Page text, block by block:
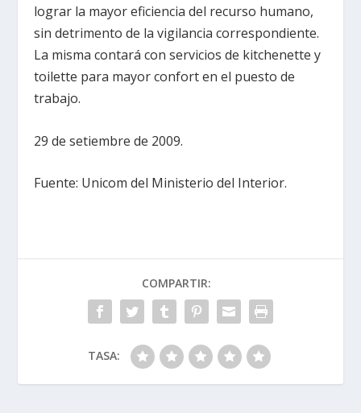
lograr la mayor eficiencia del recurso humano,
sin detrimento de la vigilancia correspondiente.
La misma contará con servicios de kitchenette y
toilette para mayor confort en el puesto de
trabajo.
29 de setiembre de 2009.
Fuente: Unicom del Ministerio del Interior.
COMPARTIR:
TASA: